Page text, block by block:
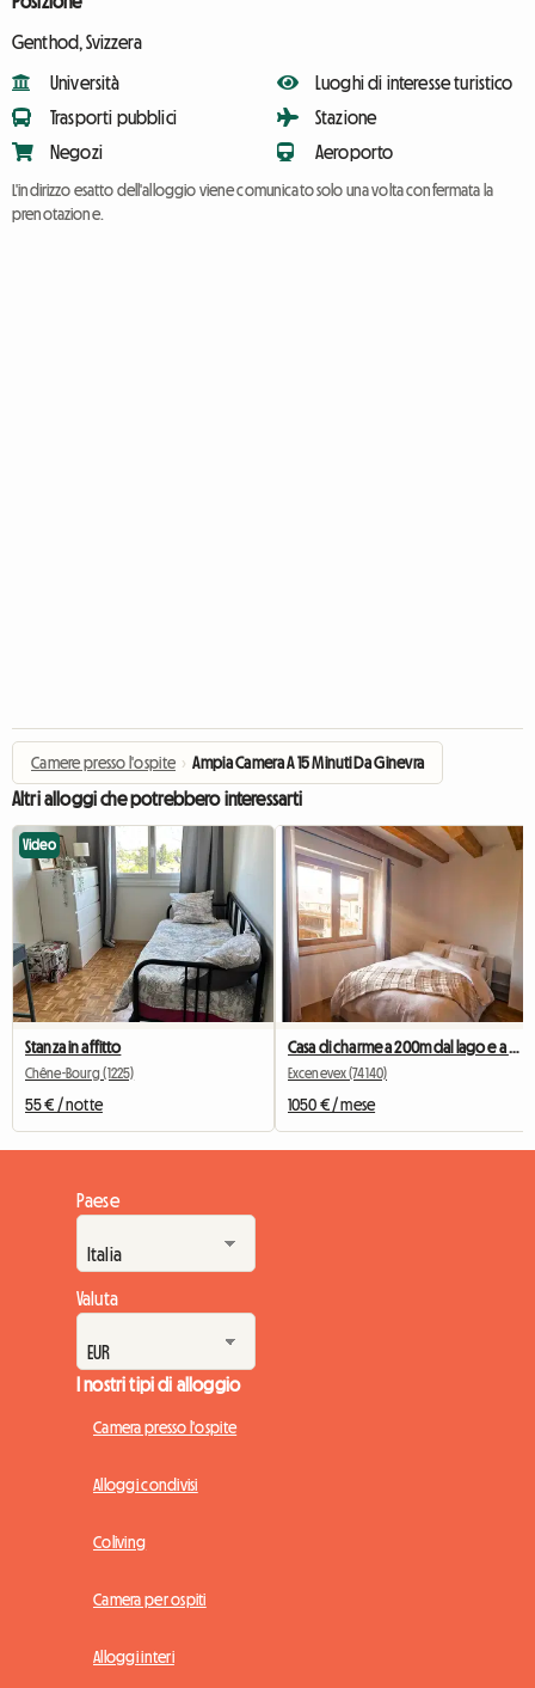
Genthod, Svizzera
Università
Trasporti pubblici
Negozi
Luoghi di interesse turistico
Stazione
Aeroporto
L'indirizzo esatto dell'alloggio viene comunicato solo una volta confermata la
prenotazione.
Camere presso l'ospite › Ampia Camera A 15 Minuti Da Ginevra
Altri alloggi che potrebbero interessarti
Video
Stanza in affitto
Chêne-Bourg (1225)
55 € / notte
Excenevex (74140)
1050 € / mese
Paese
Valuta
I nostri tipi di alloggio
Camera presso l'ospite
Alloggi condivisi
Coliving
Camera per ospiti
Alloggi interi